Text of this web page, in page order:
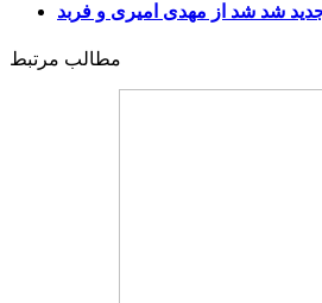
جدید شد شد از مهدی امیری و فربد
مطالب مرتبط